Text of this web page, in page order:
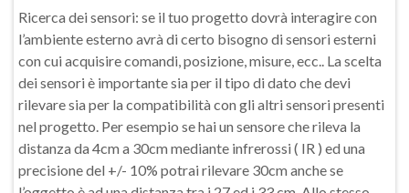
Ricerca dei sensori: se il tuo progetto dovrà interagire con
l’ambiente esterno avrà di certo bisogno di sensori esterni
con cui acquisire comandi, posizione, misure, ecc.. La scelta
dei sensori è importante sia per il tipo di dato che devi
rilevare sia per la compatibilità con gli altri sensori presenti
nel progetto. Per esempio se hai un sensore che rileva la
distanza da 4cm a 30cm mediante infrerossi ( IR ) ed una
precisione del +/- 10% potrai rilevare 30cm anche se